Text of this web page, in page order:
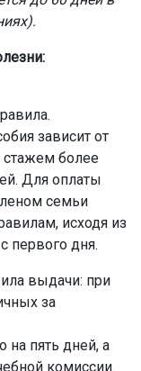
зависит от
стажем более
Для оплаты
семьи
исходя из
первого дня.
выдачи: при
за
на пять дней, а
комиссии.